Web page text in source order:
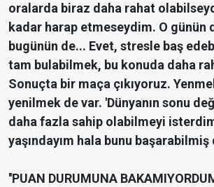
oralarda biraz daha rahat
kadar harap etmeseydim. O günün
bugünün de... Evet, stresle baş
tam bulabilmek, bu konuda daha
Sonuçta bir maça çıkıyoruz.
yenilmek de var. 'Dünyanın sonu
daha fazla sahip olabilmeyi
yaşındayım hala bunu
''PUAN DURUMUNA